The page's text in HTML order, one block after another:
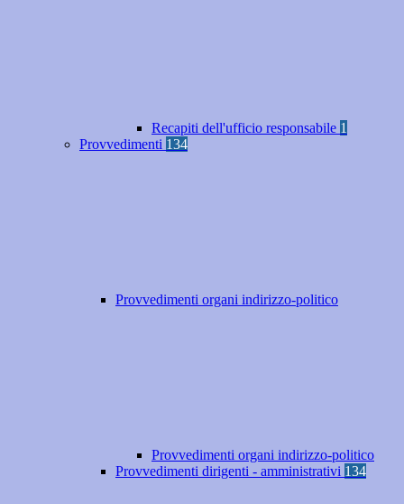
Recapiti dell'ufficio responsabile 1
Provvedimenti 134
Provvedimenti organi indirizzo-politico
Provvedimenti organi indirizzo-politico
Provvedimenti dirigenti - amministrativi 134